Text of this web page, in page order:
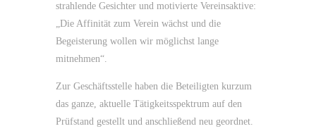
strahlende Gesichter und motivierte Vereinsaktive:
„Die Affinität zum Verein wächst und die
Begeisterung wollen wir möglichst lange
mitnehmen“.
Zur Geschäftsstelle haben die Beteiligten kurzum
das ganze, aktuelle Tätigkeitsspektrum auf den
Prüfstand gestellt und anschließend neu geordnet.